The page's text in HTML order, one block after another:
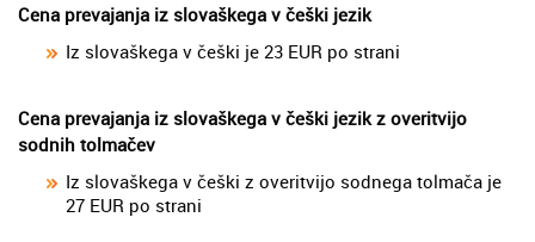
Cena prevajanja iz slovaškega v češki jezik
Iz slovaškega v češki je 23 EUR po strani
Cena prevajanja iz slovaškega v češki jezik z overitvijo
sodnih tolmačev
Iz slovaškega v češki z overitvijo sodnega tolmača je
27 EUR po strani